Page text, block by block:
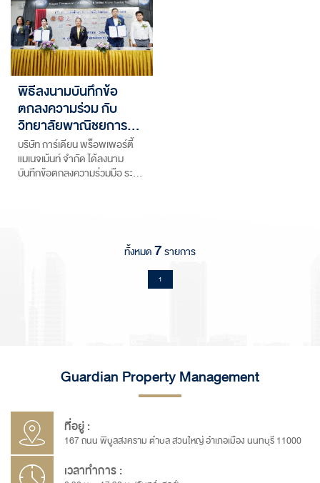
พิธีลงนามบันทึกข้อ
ตกลงความร่วม กับ
วิทยาลัยพาณิชยการ…
บริษัท การ์เดียน พร็อพเพอร์ตี้
แมเนจเม้นท์ จำกัด ได้ลงนาม
บันทึกข้อตกลงความร่วมมือ ระ…
ทั้งหมด7รายการ
1
Guardian Property Management
ที่อยู่ :
167 ถนน พิบูลสงคราม ตำบล สวนใหญ่ อำเภอเมือง นนทบุรี 11000
เวลาทำการ :